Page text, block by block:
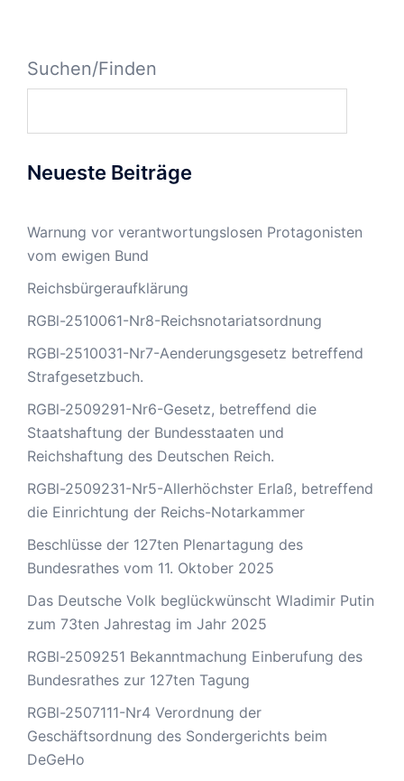
Suchen/Finden
Neueste Beiträge
Warnung vor verantwortungslosen Protagonisten
vom ewigen Bund
Reichsbürgeraufklärung
RGBl-2510061-Nr8-Reichsnotariatsordnung
RGBl-2510031-Nr7-Aenderungsgesetz betreffend
Strafgesetzbuch.
RGBl-2509291-Nr6-Gesetz, betreffend die
Staatshaftung der Bundesstaaten und
Reichshaftung des Deutschen Reich.
RGBl-2509231-Nr5-Allerhöchster Erlaß, betreffend
die Einrichtung der Reichs-Notarkammer
Beschlüsse der 127ten Plenartagung des
Bundesrathes vom 11. Oktober 2025
Das Deutsche Volk beglückwünscht Wladimir Putin
zum 73ten Jahrestag im Jahr 2025
RGBl-2509251 Bekanntmachung Einberufung des
Bundesrathes zur 127ten Tagung
RGBl-2507111-Nr4 Verordnung der
Geschäftsordnung des Sondergerichts beim
DeGeHo